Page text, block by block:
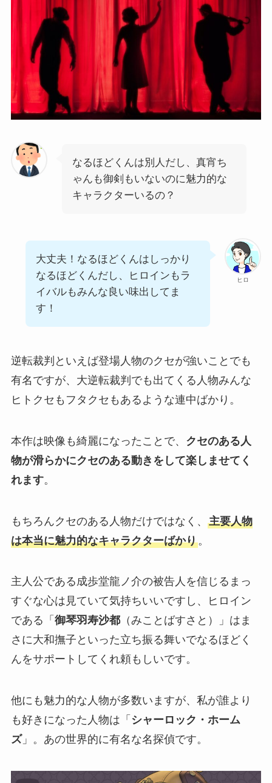
なるほどくんは別人だし、真宵ち
ゃんも御剣もいないのに魅力的な
キャラクターいるの？
ヒロ
大丈夫！なるほどくんはしっかり
なるほどくんだし、ヒロインもラ
イバルもみんな良い味出してま
す！
逆転裁判といえば登場人物のクセが強いことでも
有名ですが、大逆転裁判でも 出てくる人物みんな
ヒトクセもフタクセもあるような連中ばかり 。
本作は映像も綺麗になったことで、 クセのある人
物が滑らかにクセのある動きをして楽しませてく
れます。
もちろんクセのある人物だけではなく、 主要人物
は本当に魅力的なキャラクターばかり。
主人公である成歩堂龍ノ介の被告人を信じるまっ
すぐな心は見ていて気持ちいいですし、ヒロイン
である「 御琴羽寿沙都（みことばすさと）」はま
さに大和撫子といった立ち振る舞いでなるほどく
んをサポートしてくれ頼もしいです。
他にも魅力的な人物が多数いますが、私が誰より
も好きになった人物は「 シャーロック・ホーム
ズ」。あの世界的に有名な名探偵です。